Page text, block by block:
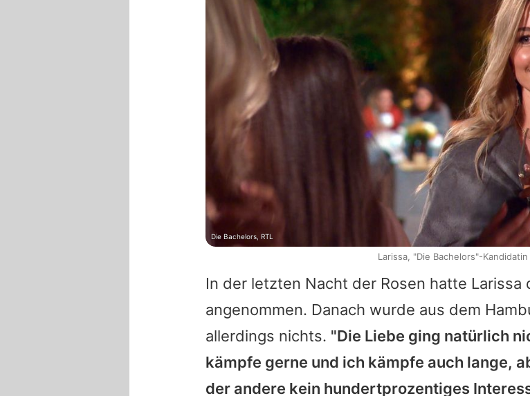
In der letzten Nacht der Rosen hatte Larissa
angenommen. Danach wurde aus dem
allerdings nichts. "Die Liebe ging natürlich
kämpfe gerne und ich kämpfe auch lange,
der andere kein hundertprozentiges
Die Bachelors, RTL
Larissa, "Die Bachelors"-